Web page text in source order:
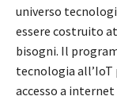
universo
essere costruito
bisogni. Il
tecnologia all’IoT
accesso a